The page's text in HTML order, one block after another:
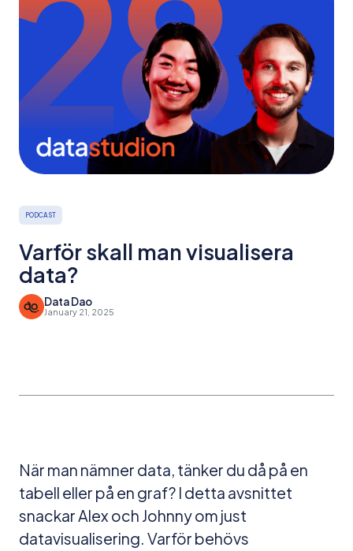
PODCAST
Varför skall man visualisera
data?
Data Dao
January 21, 2025
När man nämner data, tänker du då på en
tabell eller på en graf? I detta avsnittet
snackar Alex och Johnny om just
datavisualisering. Varför behövs